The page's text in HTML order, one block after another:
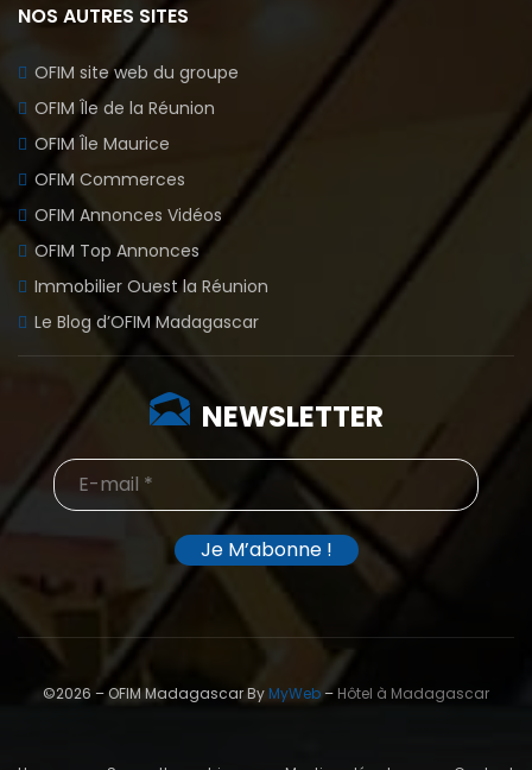
NOS AUTRES SITES
OFIM site web du groupe
OFIM Île de la Réunion
OFIM Île Maurice
OFIM Commerces
OFIM Annonces Vidéos
OFIM Top Annonces
Immobilier Ouest la Réunion
Le Blog d’OFIM Madagascar
NEWSLETTER
©2026 – OFIM Madagascar ByMyWeb– Hôtel à Madagascar